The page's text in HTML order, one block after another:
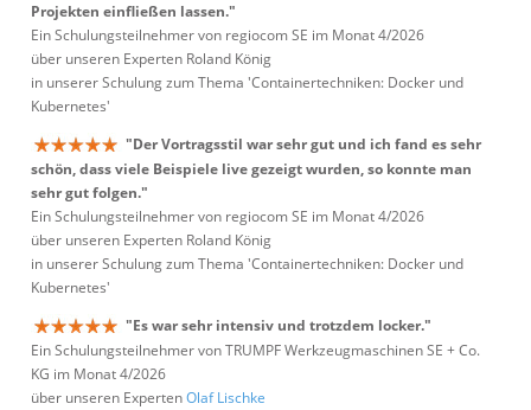
Projekten einfließen lassen."
Ein Schulungsteilnehmer von regiocom SE im Monat 4/2026
über unseren Experten Roland König
in unserer Schulung zum Thema 'Containertechniken: Docker und
Kubernetes'
"Der Vortragsstil war sehr gut und ich fand es sehr
schön, dass viele Beispiele live gezeigt wurden, so konnte man
sehr gut folgen."
Ein Schulungsteilnehmer von regiocom SE im Monat 4/2026
über unseren Experten Roland König
in unserer Schulung zum Thema 'Containertechniken: Docker und
Kubernetes'
"Es war sehr intensiv und trotzdem locker."
Ein Schulungsteilnehmer von TRUMPF Werkzeugmaschinen SE + Co.
KG im Monat 4/2026
über unseren ExpertenOlaf Lischke